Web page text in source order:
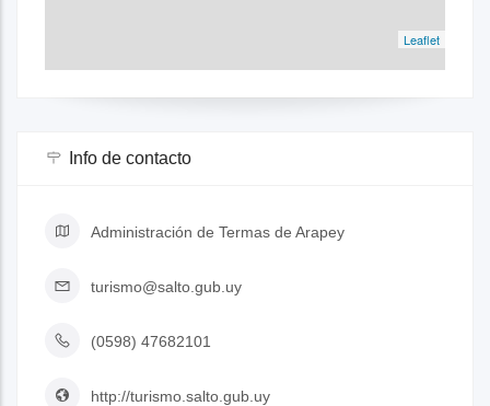
Leaflet
Info de contacto
Administración de Termas de Arapey
turismo@salto.gub.uy
(0598) 47682101
http://turismo.salto.gub.uy